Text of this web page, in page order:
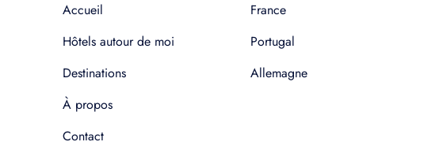
Accueil
Hôtels autour de moi
Destinations
À propos
Contact
France
Portugal
Allemagne